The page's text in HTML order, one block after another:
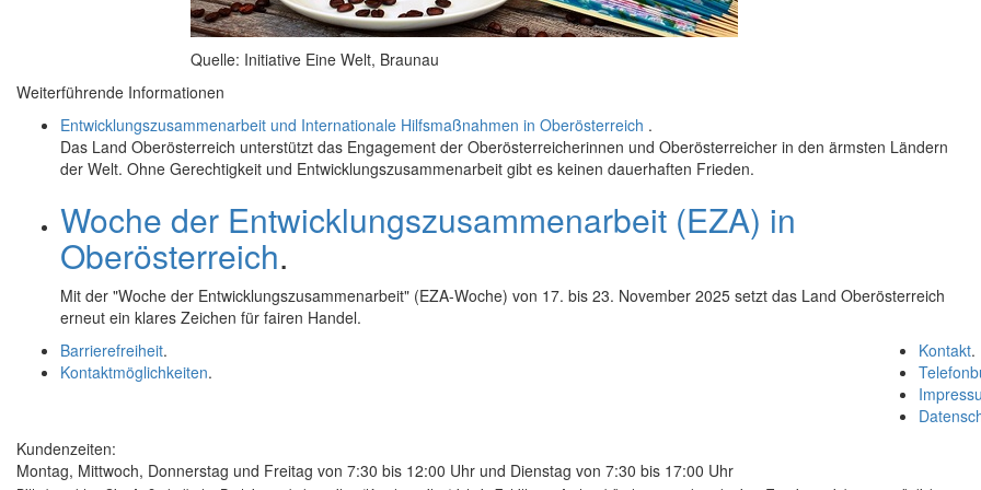
Quelle: Initiative Eine Welt, Braunau
Weiterführende Informationen
Entwicklungszusammenarbeit und Internationale Hilfsmaßnahmen in Oberösterreich .
Das Land Oberösterreich unterstützt das Engagement der Oberösterreicherinnen und Oberösterreicher in den ärmsten Ländern
der Welt. Ohne Gerechtigkeit und Entwicklungszusammenarbeit gibt es keinen dauerhaften Frieden.
Woche der Entwicklungszusammenarbeit (EZA) in
Oberösterreich.
Mit der "Woche der Entwicklungszusammenarbeit" (EZA-Woche) von 17. bis 23. November 2025 setzt das Land Oberösterreich
erneut ein klares Zeichen für fairen Handel.
Kontakt.
Barrierefreiheit.
Kontaktmöglichkeiten.
Kundenzeiten:
Montag, Mittwoch, Donnerstag und Freitag von 7:30 bis 12:00 Uhr und Dienstag von 7:30 bis 17:00 Uhr